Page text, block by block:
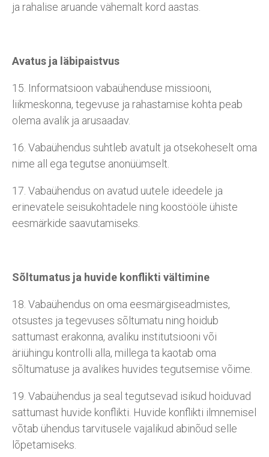
ja rahalise aruande vähemalt kord aastas.
Avatus ja läbipaistvus
15. Informatsioon vabaühenduse missiooni,
liikmeskonna, tegevuse ja rahastamise kohta peab
olema avalik ja arusaadav.
16. Vabaühendus suhtleb avatult ja otsekoheselt oma
nime all ega tegutse anonüümselt.
17. Vabaühendus on avatud uutele ideedele ja
erinevatele seisukohtadele ning koostööle ühiste
eesmärkide saavutamiseks.
Sõltumatus ja huvide konflikti vältimine
18. Vabaühendus on oma eesmärgiseadmistes,
otsustes ja tegevuses sõltumatu ning hoidub
sattumast erakonna, avaliku institutsiooni või
äriühingu kontrolli alla, millega ta kaotab oma
sõltumatuse ja avalikes huvides tegutsemise võime.
19. Vabaühendus ja seal tegutsevad isikud hoiduvad
sattumast huvide konflikti. Huvide konflikti ilmnemisel
võtab ühendus tarvitusele vajalikud abinõud selle
lõpetamiseks.